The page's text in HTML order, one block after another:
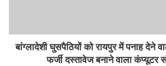
कई बांग्लादेशियों के फर्जी दस्तावेज बनाए हैं। वह
फर्जी वोटर आईडी, पैन कार्ड, आधार कार्ड आदि
बांग्लादेशी घुसपैठियों को रायपुर में पनाह देने
फर्जी दस्तावेज बनाने वाला कंप्यूटर